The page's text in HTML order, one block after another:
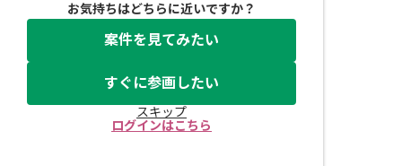
お気持ちはどちらに近いですか？
案件を見てみたい
すぐに参画したい
スキップ
ログインはこちら